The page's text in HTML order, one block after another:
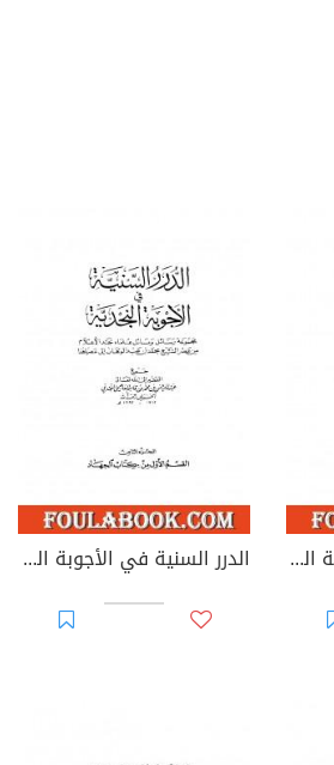
الدرر السنية في الأجوبة النجدية - المجلد السابع الدرر السنية في الأجوبة النجدية - المجلد الثامن